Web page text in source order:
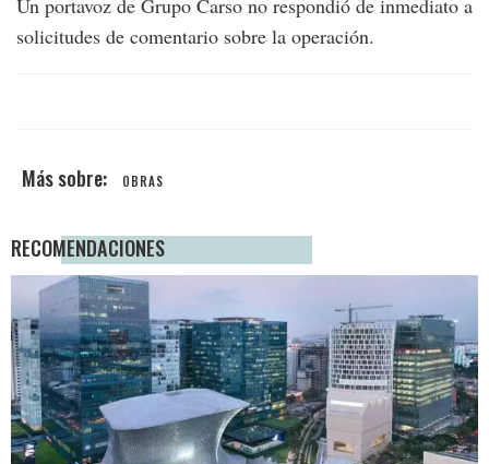
Un portavoz de Grupo Carso no respondió de inmediato a
solicitudes de comentario sobre la operación.
OBRAS
RECOMENDACIONES